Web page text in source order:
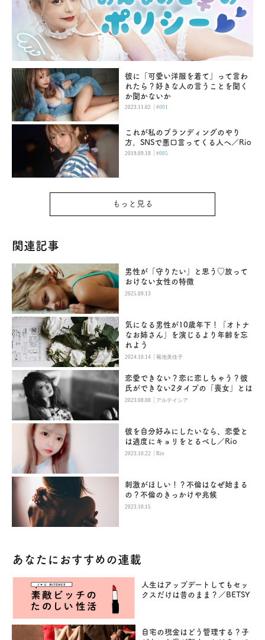
彼に「可愛い洋服を着て」って言わ
れたら？好きな人の言うことを聞く
か聞かないか
2023.11.02 |#001
これが私のブランディングのやり
方。SNSで悪口言ってくる人へ／Rio
2019.09.18 |#005
もっと見る
関連記事
男性が「守りたい」と思う♡放って
おけない女性の特徴
2025.09.13
気になる男性が10歳年下！「オトナ
なお姉さん」を演じるより年齢を忘
れよう
2024.10.14 |菊池美佳子
恋愛できない？恋に恋しちゃう？彼
氏ができない2タイプの「喪女」とは
2023.08.08 | アルテイシア
彼を自分好みにしたいなら、恋愛と
は適度にキョリをとるべし／Rio
2023.10.22 |Rio
刺激がほしい！？不倫はなぜ始まる
の？不倫のきっかけや兆候
2023.10.15
あなたにおすすめの連載
人生はアップデートしてもセッ
クスだけは昔のまま？／BETSY
自宅の現金はどう管理する？子